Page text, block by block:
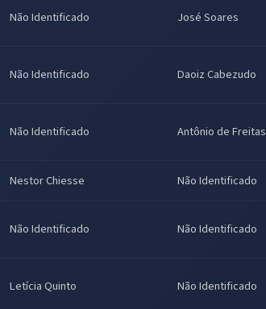
Não Identificado José Soares
Não Identificado Daoiz Cabezudo
Não Identificado Antônio de Freitas
Nestor Chiesse Não Identificado
Não Identificado Não Identificado
Letícia Quinto Não Identificado